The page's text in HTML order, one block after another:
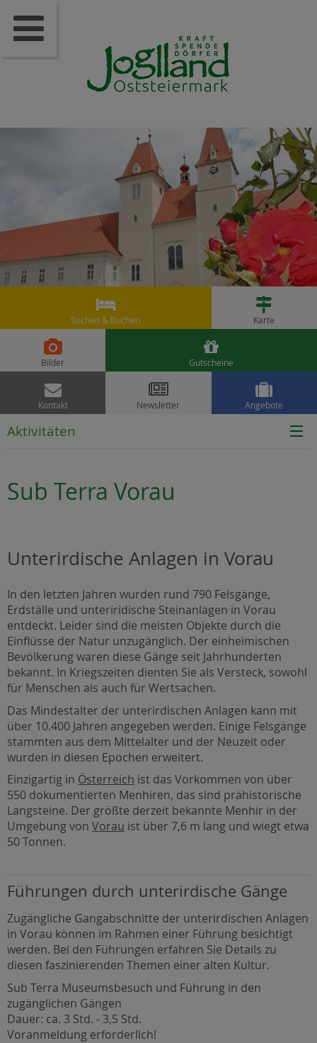

Suchen & Buchen

Karte

Bilder

Gutscheine

Kontakt

Newsletter

Angebote
Aktivitäten
Sub Terra Vorau
Unterirdische Anlagen in Vorau
In den letzten Jahren wurden rund 790 Felsgänge,
Erdställe und unteriridische Steinanlagen in Vorau
entdeckt. Leider sind die meisten Objekte durch die
Einflüsse der Natur unzugänglich. Der einheimischen
Bevölkerung waren diese Gänge seit Jahrhunderten
bekannt. In Kriegszeiten dienten Sie als Versteck, sowohl
für Menschen als auch für Wertsachen.
Das Mindestalter der unterirdischen Anlagen kann mit
über 10.400 Jahren angegeben werden. Einige Felsgänge
stammten aus dem Mittelalter und der Neuzeit oder
wurden in diesen Epochen erweitert.
Einzigartig in Österreich ist das Vorkommen von über
550 dokumentierten Menhiren, das sind prähistorische
Langsteine. Der größte derzeit bekannte Menhir in der
Umgebung von Vorau ist über 7,6 m lang und wiegt etwa
50 Tonnen.
Führungen durch unterirdische Gänge
Zugängliche Gangabschnitte der unterirdischen Anlagen
in Vorau können im Rahmen einer Führung besichtigt
werden. Bei den Führungen erfahren Sie Details zu
diesen faszinierenden Themen einer alten Kultur.
Sub Terra Museumsbesuch und Führung in den
zugänglichen Gängen
Dauer: ca. 3 Std. - 3,5 Std.
Voranmeldung erforderlich!
